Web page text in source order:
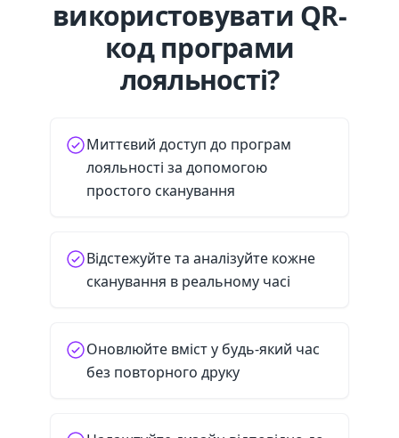
використовувати QR-
код програми
лояльності?
Миттєвий доступ до програм
лояльності за допомогою
простого сканування
Відстежуйте та аналізуйте кожне
сканування в реальному часі
Оновлюйте вміст у будь-який час
без повторного друку